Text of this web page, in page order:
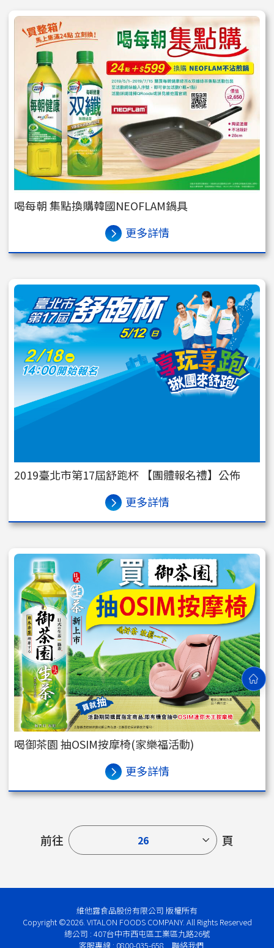
喝每朝 集點換購韓國NEOFLAM鍋具
更多詳情
2019臺北市第17屆舒跑杯 【團體報名禮】公佈
更多詳情
喝御茶園 抽OSIM按摩椅(家樂福活動)
更多詳情
前往 26 頁
維他露食品股份有限公司 版權所有
Copyright ©2026. VITALON FOODS COMPANY. All Rights Reserved
總公司 : 407台中市西屯區工業區九路26號
客服專線 : 0800-035-658 聯絡我們